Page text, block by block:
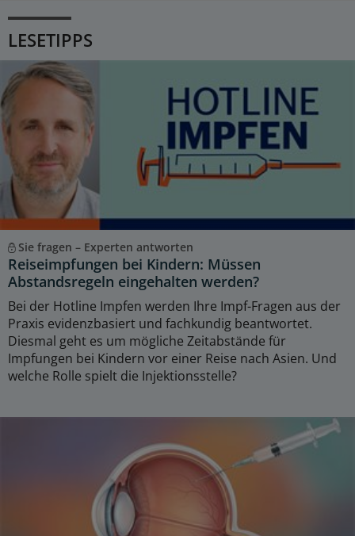
LESETIPPS
Sie fragen – Experten antworten
Reiseimpfungen bei Kindern: Müssen
Abstandsregeln eingehalten werden?
Bei der Hotline Impfen werden Ihre Impf-Fragen aus der
Praxis evidenzbasiert und fachkundig beantwortet.
Diesmal geht es um mögliche Zeitabstände für
Impfungen bei Kindern vor einer Reise nach Asien. Und
welche Rolle spielt die Injektionsstelle?